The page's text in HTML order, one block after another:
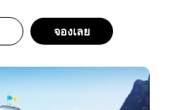
จองเลย